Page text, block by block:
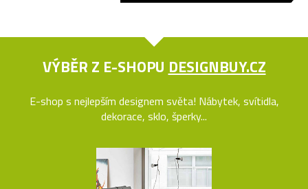
VÝBĚR Z E-SHOPU DESIGNBUY.CZ
E-shop s nejlepším designem světa! Nábytek, svítidla,
dekorace, sklo, šperky...